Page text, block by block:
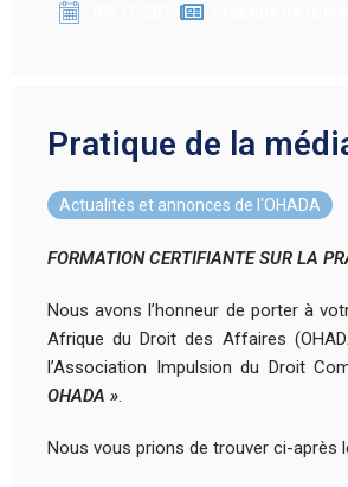
Pratique de la
Actualités et annonces de l'OHADA
FORMATION CERTIFIANTE SUR LA
Nous avons l’honneur de porter à
Afrique du Droit des Affaires
l’Association Impulsion du Droit
OHADA ».
Nous vous prions de trouver ci-